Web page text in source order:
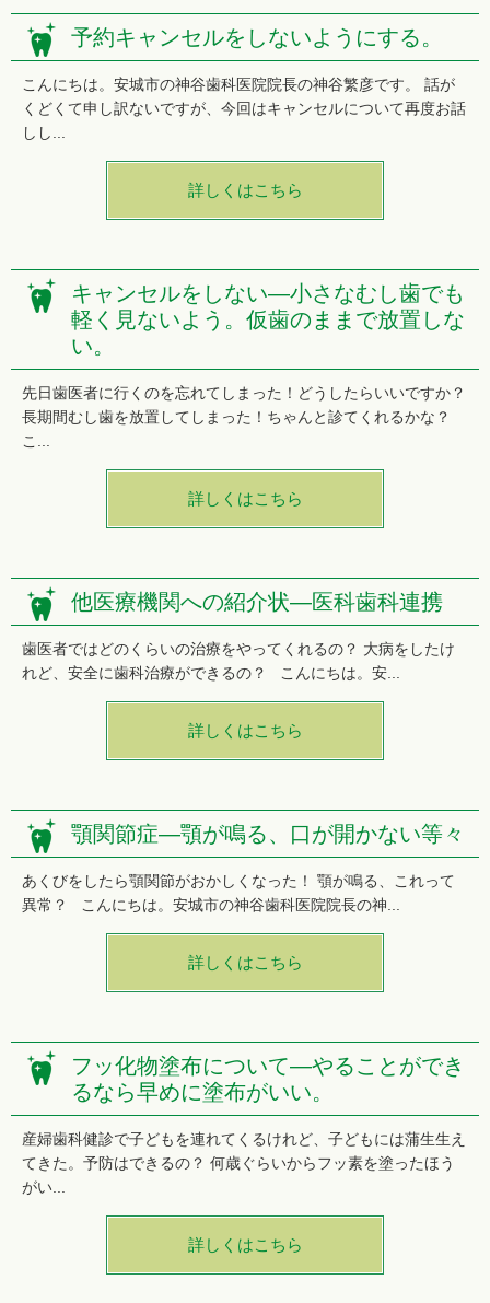
予約キャンセルをしないようにする。
こんにちは。安城市の神谷歯科医院院長の神谷繁彦です。 話が
くどくて申し訳ないですが、今回はキャンセルについて再度お話
しし...
詳しくはこちら
キャンセルをしない―小さなむし歯でも
軽く見ないよう。仮歯のままで放置しな
い。
先日歯医者に行くのを忘れてしまった！どうしたらいいですか？
長期間むし歯を放置してしまった！ちゃんと診てくれるかな？
こ...
詳しくはこちら
他医療機関への紹介状―医科歯科連携
歯医者ではどのくらいの治療をやってくれるの？ 大病をしたけ
れど、安全に歯科治療ができるの？ こんにちは。安...
詳しくはこちら
顎関節症—顎が鳴る、口が開かない等々
あくびをしたら顎関節がおかしくなった！ 顎が鳴る、これって
異常？ こんにちは。安城市の神谷歯科医院院長の神...
詳しくはこちら
フッ化物塗布について―やることができ
るなら早めに塗布がいい。
産婦歯科健診で子どもを連れてくるけれど、子どもには蒲生生え
てきた。予防はできるの？ 何歳ぐらいからフッ素を塗ったほう
がい...
詳しくはこちら